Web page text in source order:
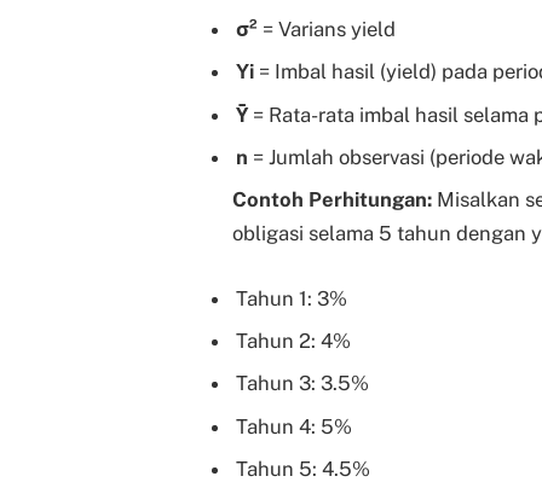
σ² = Varians yield
Yi = Imbal hasil (yield) pada
Ȳ= Rata-rata imbal hasil selama
n = Jumlah observasi (periode
Contoh Perhitungan: Misalkan
obligasi selama 5 tahun dengan
Tahun 1: 3%
Tahun 2: 4%
Tahun 3: 3.5%
Tahun 4: 5%
Tahun 5: 4.5%